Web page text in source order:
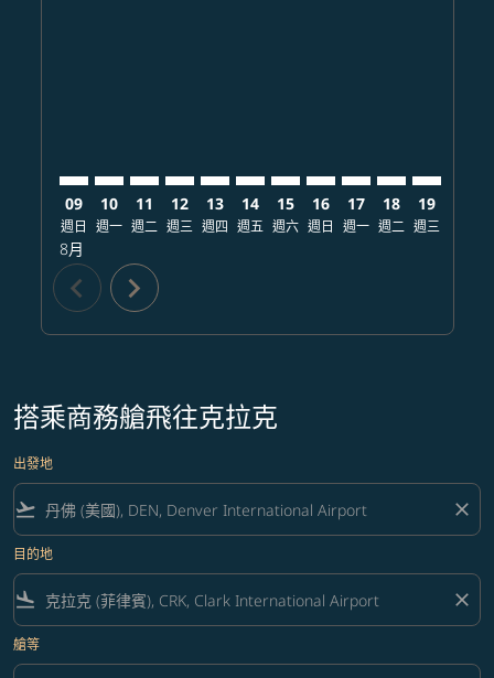
09
週日
8月
10
週一
11
週二
12
週三
13
週四
14
週五
15
週六
16
週日
17
週一
18
週二
19
週三
chevron_left chevron_right
搭乘商務艙飛往克拉克
出發地
flight_takeoff close
目的地
flight_land close
艙等